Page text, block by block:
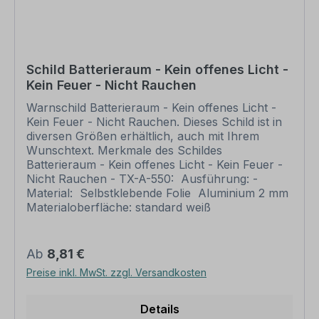
Schilder und somit grundsätzlich vom
Rückgaberecht ausgeschlossen. Bitte beachten
Sie, dass für eine Wandbefestigung dieser Artikel
keine Schrauben und Dübel beinhaltet. Ebenso
liegt dem Artikel keine Schnur, Draht u.ä. bei,
wenn eine Lochung zum Abhängung gewünscht
ist.
Schild Batterieraum - Kein offenes Licht -
Kein Feuer - Nicht Rauchen
Warnschild Batterieraum - Kein offenes Licht -
Kein Feuer - Nicht Rauchen. Dieses Schild ist in
diversen Größen erhältlich, auch mit Ihrem
Wunschtext. Merkmale des Schildes
Batterieraum - Kein offenes Licht - Kein Feuer -
Nicht Rauchen - TX-A-550: Ausführung: -
Material: Selbstklebende Folie Aluminium 2 mm
Materialoberfläche: standard weiß
x 600 mm 500 x 750 mm 600 x 900 mm
Verarbeitung: rechteckig beschnitten mit
abgerundeten oder spitzen Ecken je nach
Hinweisschild Bitte beachten Sie: Dieses Schild
Regulärer Preis:
Ab 8,81 €
Preise inkl. MwSt. zzgl. Versandkosten
Details